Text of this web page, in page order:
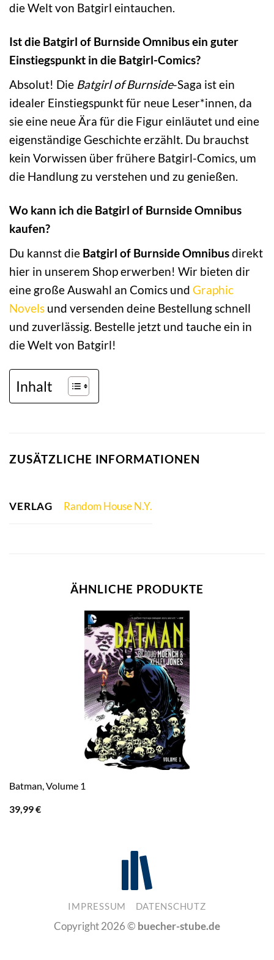
die Welt von Batgirl eintauchen.
Ist die Batgirl of Burnside Omnibus ein guter
Einstiegspunkt in die Batgirl-Comics?
Absolut! Die Batgirl of Burnside-Saga ist ein
idealer Einstiegspunkt für neue Leser*innen, da
sie eine neue Ära für die Figur einläutet und eine
eigenständige Geschichte erzählt. Du brauchst
kein Vorwissen über frühere Batgirl-Comics, um
die Handlung zu verstehen und zu genießen.
Wo kann ich die Batgirl of Burnside Omnibus
kaufen?
Du kannst die Batgirl of Burnside Omnibusdirekt
hier in unserem Shop erwerben! Wir bieten dir
eine große Auswahl an Comics und Graphic
Novels und versenden deine Bestellung schnell
und zuverlässig. Bestelle jetzt und tauche ein in
die Welt von Batgirl!
Inhalt
ZUSÄTZLICHE INFORMATIONEN
VERLAG Random House N.Y.
ÄHNLICHE PRODUKTE
Batman, Volume 1
39,99€
IMPRESSUM DATENSCHUTZ
Copyright 2026 © buecher-stube.de